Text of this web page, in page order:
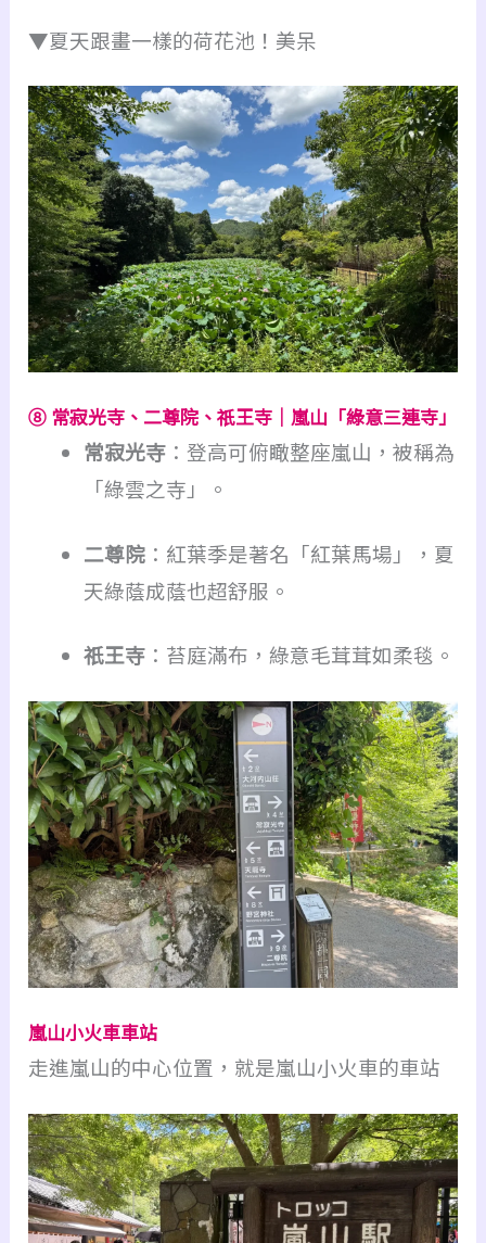
▼夏天跟畫一樣的荷花池！美呆
⑧ 常寂光寺、二尊院、祇王寺｜嵐山「綠意三連寺」
常寂光寺 ：登高可俯瞰整座嵐山，被稱為
「綠雲之寺」。
二尊院 ：紅葉季是著名「紅葉馬場」，夏
天綠蔭成蔭也超舒服。
祇王寺 ：苔庭滿布，綠意毛茸茸如柔毯。
嵐山小火車車站
走進嵐山的中心位置，就是嵐山小火車的車站